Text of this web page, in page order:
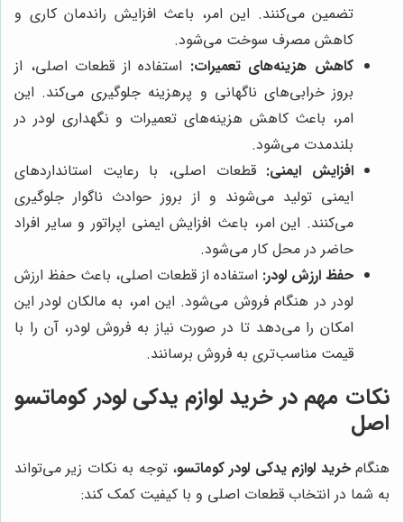
تضمین می‌کنند. این امر، باعث افزایش راندمان کاری و
کاهش مصرف سوخت می‌شود.
کاهش هزینه‌های تعمیرات: استفاده از قطعات اصلی، از
بروز خرابی‌های ناگهانی و پرهزینه جلوگیری می‌کند. این
امر، باعث کاهش هزینه‌های تعمیرات و نگهداری لودر در
بلندمدت می‌شود.
افزایش ایمنی: قطعات اصلی، با رعایت استانداردهای
ایمنی تولید می‌شوند و از بروز حوادث ناگوار جلوگیری
می‌کنند. این امر، باعث افزایش ایمنی اپراتور و سایر افراد
حاضر در محل کار می‌شود.
حفظ ارزش لودر: استفاده از قطعات اصلی، باعث حفظ ارزش
لودر در هنگام فروش می‌شود. این امر، به مالکان لودر این
امکان را می‌دهد تا در صورت نیاز به فروش لودر، آن را با
قیمت مناسب‌تری به فروش برسانند.
نکات مهم در خرید لوازم یدکی لودر کوماتسو
اصل
هنگامخرید لوازم یدکی لودر کوماتسو، توجه به نکات زیر می‌تواند
به شما در انتخاب قطعات اصلی و با کیفیت کمک کند: